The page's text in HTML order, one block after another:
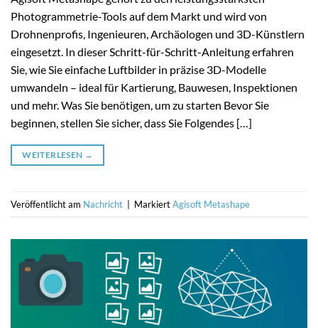
Photogrammetrie-Tools auf dem Markt und wird von
Drohnenprofis, Ingenieuren, Archäologen und 3D-Künstlern
eingesetzt. In dieser Schritt-für-Schritt-Anleitung erfahren
Sie, wie Sie einfache Luftbilder in präzise 3D-Modelle
umwandeln – ideal für Kartierung, Bauwesen, Inspektionen
und mehr. Was Sie benötigen, um zu starten Bevor Sie
beginnen, stellen Sie sicher, dass Sie Folgendes […]
WEITERLESEN →
Veröffentlicht am Nachricht | MarkiertAgisoft Metashape